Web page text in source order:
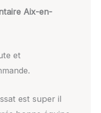
Aix-en-
et
est super il